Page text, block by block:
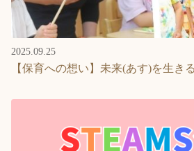
2025.09.25
【保育への想い】未来(あす)を生き